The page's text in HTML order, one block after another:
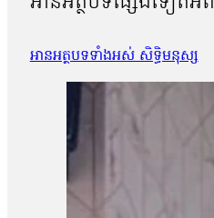
អានអត្ថបទទាំងអស់ សិទ្ធិមនុស្ស